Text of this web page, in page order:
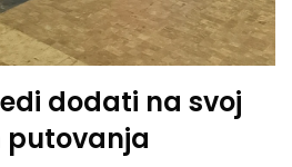
dodati na svoj
putovanja